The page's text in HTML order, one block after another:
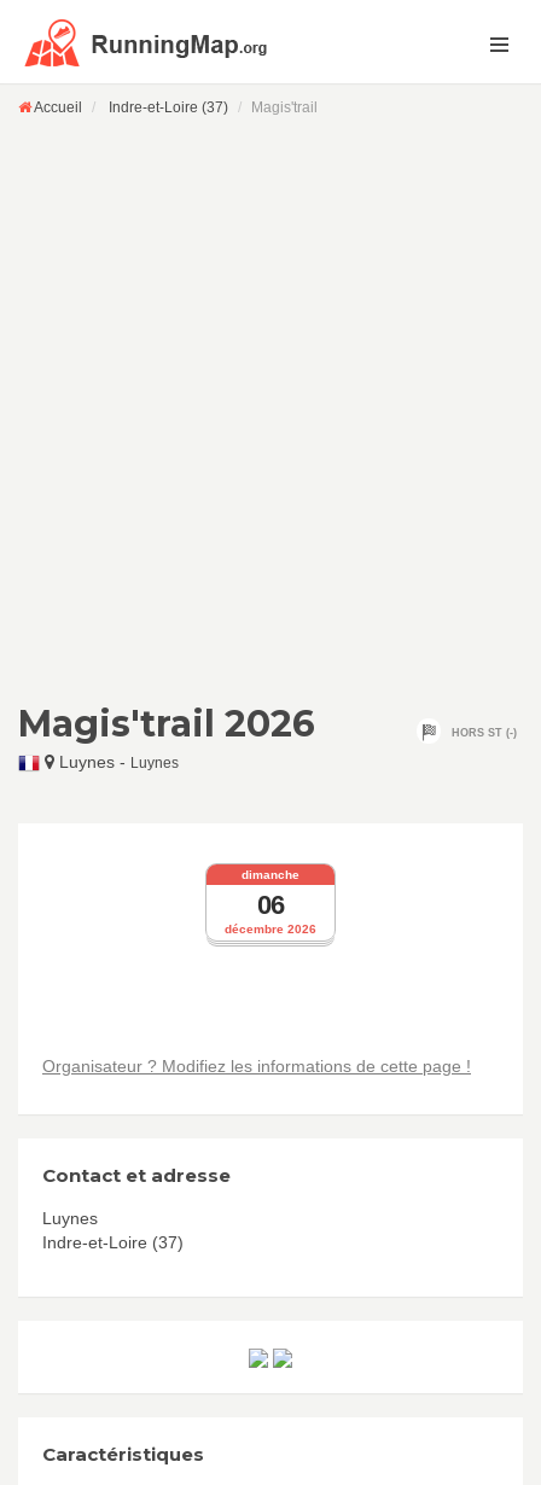
Accueil Indre-et-Loire (37) Magis'trail
Magis'trail 2026
Luynes - Luynes
HORS ST (-)
décembre 2026
dimanche
06
Organisateur ? Modifiez les informations de cette page !
Contact et adresse
Luynes
Indre-et-Loire (37)
Caractéristiques